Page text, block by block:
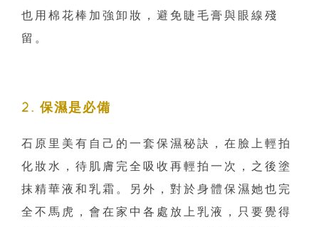
也用棉花棒加強卸妝，避免睫毛膏與眼線殘
留。
2. 保濕是必備
石原里美有自己的一套保濕秘訣，在臉上輕拍
化妝水，待肌膚完全吸收再輕拍一次，之後塗
抹精華液和乳霜。另外，對於身體保濕她也完
全不馬虎，會在家中各處放上乳液，只要覺得